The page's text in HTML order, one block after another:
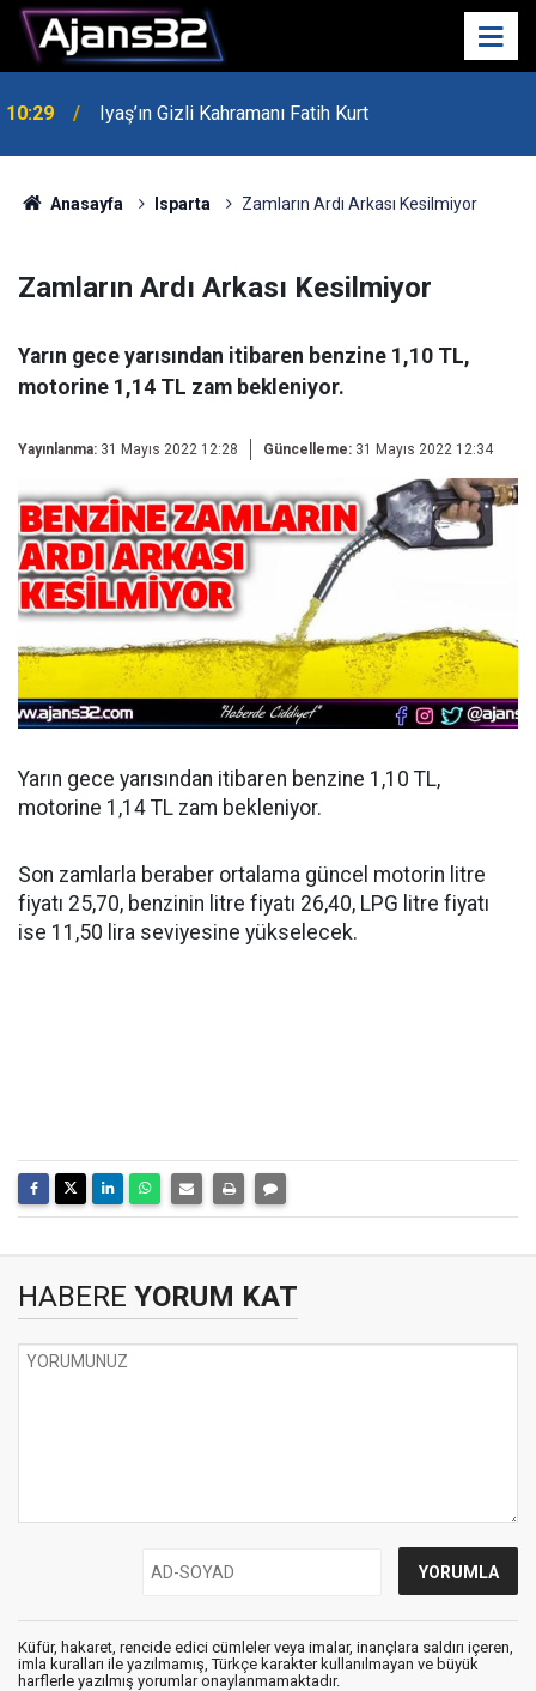
10:29 Iyaş’ın Gizli Kahramanı Fatih Kurt
00:52 Isparta'da Asker Eğlencesinde Kavga Çıktı
Anasayfa Isparta Zamların Ardı Arkası Kesilmiyor
Zamların Ardı Arkası Kesilmiyor
Yarın gece yarısından itibaren benzine 1,10 TL,
motorine 1,14 TL zam bekleniyor.
Yayınlanma: 31 Mayıs 2022 12:28 Güncelleme: 31 Mayıs 2022 12:34
Yarın gece yarısından itibaren benzine 1,10 TL,
motorine 1,14 TL zam bekleniyor.
Son zamlarla beraber ortalama güncel motorin litre
fiyatı 25,70, benzinin litre fiyatı 26,40, LPG litre fiyatı
ise 11,50 lira seviyesine yükselecek.
HABERE YORUM KAT
Küfür, hakaret, rencide edici cümleler veya imalar, inançlara saldırı içeren,
imla kuralları ile yazılmamış, Türkçe karakter kullanılmayan ve büyük
harflerle yazılmış yorumlar onaylanmamaktadır.